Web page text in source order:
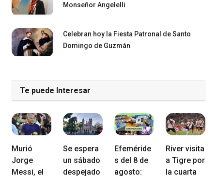
Monseñor Angelelli
Celebran hoy la Fiesta Patronal de Santo
Domingo de Guzmán
Te puede Interesar
Murió
Jorge
Messi, el
Se espera
un sábado
despejado
Efeméride
s del 8 de
agosto:
River visita
a Tigre por
la cuarta